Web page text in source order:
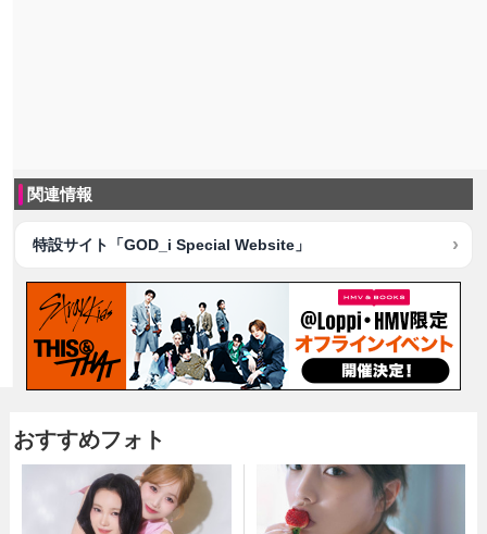
関連情報
特設サイト「GOD_i Special Website」
おすすめフォト